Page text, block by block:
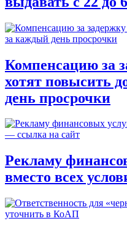
Компенсацию за
хотят повысить
день просрочки
Рекламу
вместо всех